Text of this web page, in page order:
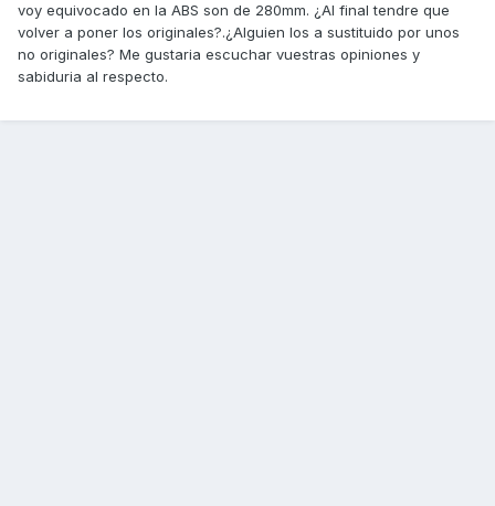
voy equivocado en la ABS son de 280mm. ¿Al final tendre que
volver a poner los originales?.¿Alguien los a sustituido por unos
no originales? Me gustaria escuchar vuestras opiniones y
sabiduria al respecto.